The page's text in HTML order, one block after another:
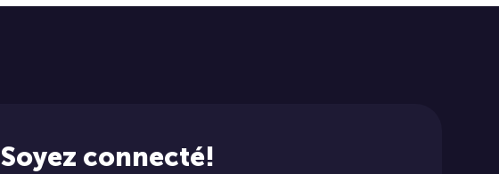
Soyez connecté!